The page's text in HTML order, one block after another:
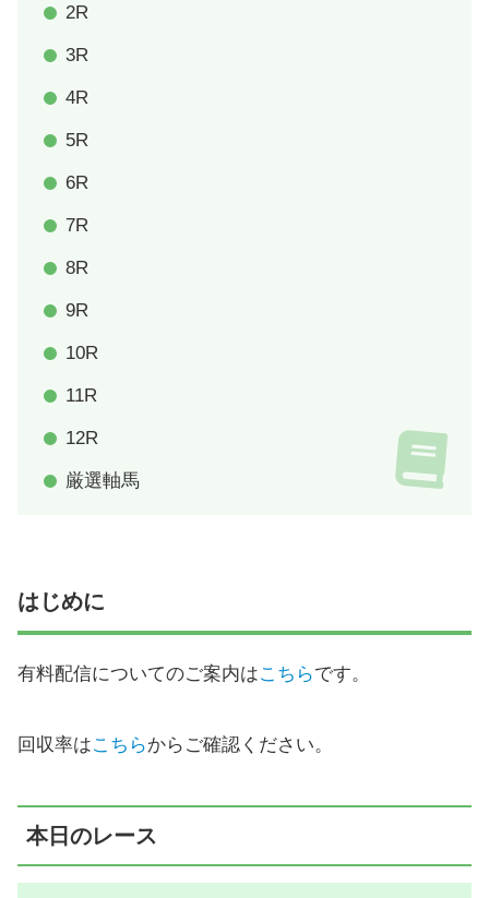
2R
3R
4R
5R
6R
7R
8R
9R
10R
11R
12R
厳選軸馬
はじめに
有料配信についてのご案内はこちらです。
回収率はこちらからご確認ください。
本日のレース